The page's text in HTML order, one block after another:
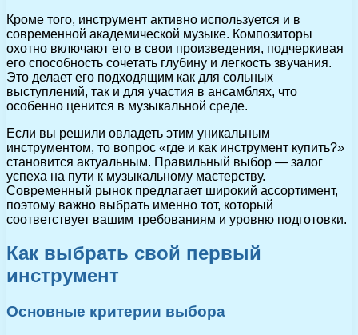
Кроме того, инструмент активно используется и в
современной академической музыке. Композиторы
охотно включают его в свои произведения, подчеркивая
его способность сочетать глубину и легкость звучания.
Это делает его подходящим как для сольных
выступлений, так и для участия в ансамблях, что
особенно ценится в музыкальной среде.
Если вы решили овладеть этим уникальным
инструментом, то вопрос «где и как инструмент купить?»
становится актуальным. Правильный выбор — залог
успеха на пути к музыкальному мастерству.
Современный рынок предлагает широкий ассортимент,
поэтому важно выбрать именно тот, который
соответствует вашим требованиям и уровню подготовки.
Как выбрать свой первый
инструмент
Основные критерии выбора